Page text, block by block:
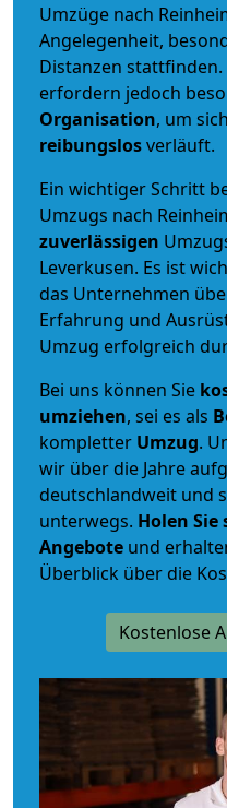
Umzüge nach
Angelegenheit,
Distanzen
erfordern jedoch
Organisation, um
reibungslosverläuft.
Ein wichtiger Schritt
Umzugs nach
zuverlässigen
Leverkusen. Es ist
das Unternehmen
Erfahrung und
Umzug erfolgreich
Bei uns können Sie
umziehen, sei es als
kompletter Umzug.
wir über die Jahre
deutschlandweit und
unterwegs. Holen
Angebote und
Überblick über die
Kostenlose